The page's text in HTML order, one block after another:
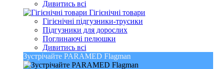
Дивитись всі
Гігієнічні товари
Гігієнічні підгузники-трусики
Підгузники для дорослих
Поглинаючі пелюшки
Дивитись всі
Зустрічайте PARAMED Flagman